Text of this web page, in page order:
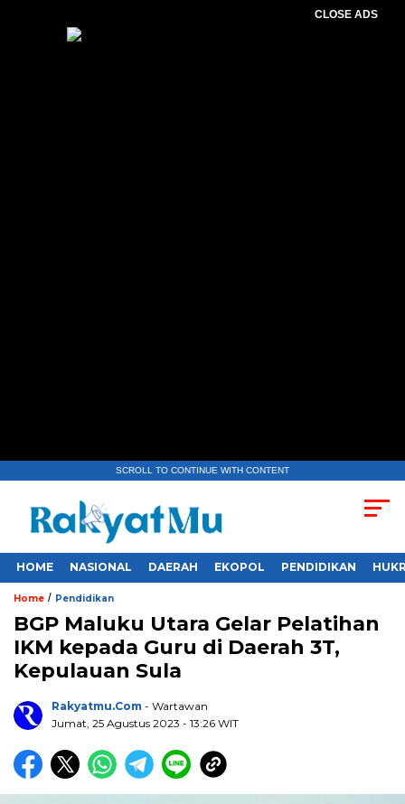
CLOSE ADS
SCROLL TO CONTINUE WITH CONTENT
HOME NASIONAL DAERAH EKOPOL PENDIDIKAN
Home / Pendidikan
BGP Maluku Utara Gelar Pelatihan
IKM kepada Guru di Daerah 3T,
Kepulauan Sula
Rakyatmu.com - Wartawan
Jumat, 25 Agustus 2023 - 13:26 WIT